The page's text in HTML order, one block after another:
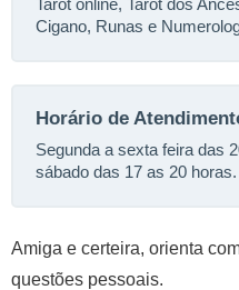
Cigano, Runas e
Horário de
Segunda a sexta feira das
sábado das 17 as 20 horas.
Amiga e certeira, orienta
questões pessoais.